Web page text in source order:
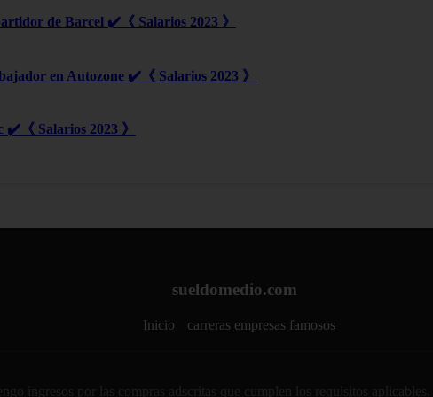
de Barcel ✔️《 Salarios 2023 》
en Autozone ✔️《 Salarios 2023 》
✔️《 Salarios 2023 》
sueldomedio.com
Inicio carreras empresas famosos
ingresos por las compras adscritas que cumplen los requisitos